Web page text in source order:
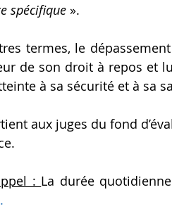
spécifique ».
termes, le
de son droit à repos et
à sa sécurité et à sa
aux juges du fond
: La durée
.